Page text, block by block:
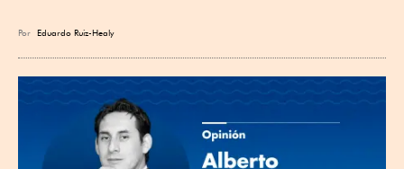
Por Eduardo Ruiz-Healy